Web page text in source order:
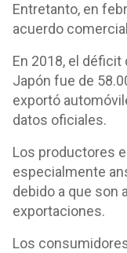
Entretanto, en
acuerdo
En 2018, el
Japón fue de
exportó
datos oficiales.
Los productores
especialmente
debido a que son
exportaciones.
Los